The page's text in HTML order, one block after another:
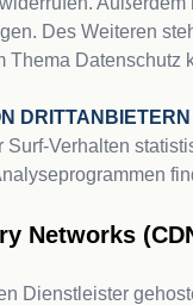
Des Weiteren
Thema
DRITTANBIETERN
Verhalten
Networks
Dienstleister